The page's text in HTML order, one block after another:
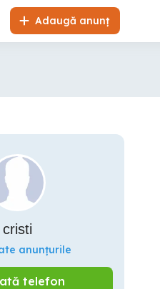
Adaugă anunț
cristi
anunțurile
telefon